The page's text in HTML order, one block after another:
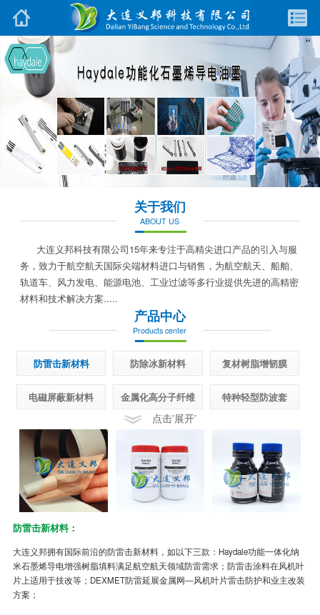
关于我们
ABOUT US
大连义邦科技有限公司15年来专注于高精尖进口产品的引入与服
务，致力于航空航天国际尖端材料进口与销售，为航空航天、船舶、
轨道车、风力发电、能源电池、工业过滤等多行业提供先进的高精密
材料和技术解决方案.....
产品中心
Products center
防雷击新材料 防除冰新材料 复材树脂增韧膜
电磁屏蔽新材料 金属化高分子纤维 特种轻型防波套
点击'展开'
防雷击新材料：
大连义邦拥有国际前沿的防雷击新材料，如以下三款：Haydale功能一体化纳
米石墨烯导电增强树脂填料满足航空航天领域防雷需求；防雷击涂料在风机叶
片上适用于技改等；DEXMET防雷延展金属网—风机叶片雷击防护和业主改装
方案；